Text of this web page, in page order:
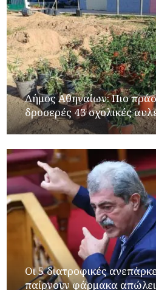
Δήμος Αθηναίων: Πιο
δροσερές 43 σχολικές
Οι 5 διατροφικές
παίρνουν φάρμακα